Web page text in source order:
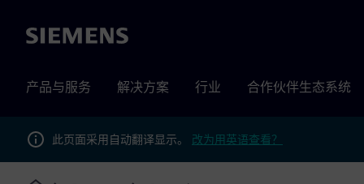
Siemens
产品与服务 解决方案 行业 合作伙伴生态系统
此页面采用自动翻译显示。 改为用英语查看？